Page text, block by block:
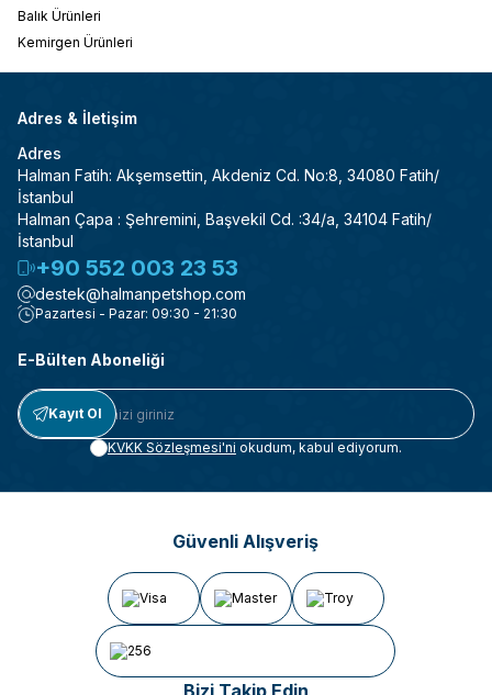
Balık Ürünleri
Kemirgen Ürünleri
Adres & İletişim
Adres
Halman Fatih: Akşemsettin, Akdeniz Cd. No:8, 34080 Fatih/
İstanbul
Halman Çapa : Şehremini, Başvekil Cd. :34/a, 34104 Fatih/
İstanbul
+90 552 003 23 53
destek@halmanpetshop.com
Pazartesi - Pazar: 09:30 - 21:30
E-Bülten Aboneliği
Kayıt Ol
KVKK Sözleşmesi'ni okudum, kabul ediyorum.
Güvenli Alışveriş
Bizi Takip Edin